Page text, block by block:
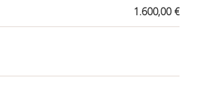
1.600,00 €